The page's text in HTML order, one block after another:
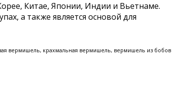
Китае, Японии, Индии и Вьетнаме.
а также является основой для
вермишель, крахмальная вермишель, вермишель из бобов